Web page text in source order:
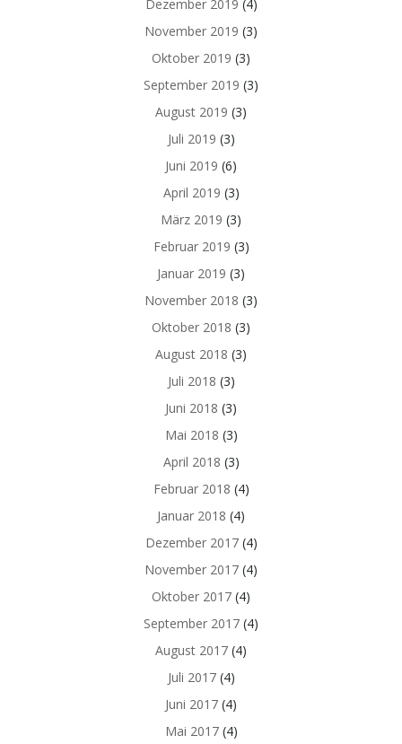
Dezember 2019 (4)
November 2019 (3)
Oktober 2019 (3)
September 2019 (3)
August 2019 (3)
Juli 2019 (3)
Juni 2019 (6)
April 2019 (3)
März 2019 (3)
Februar 2019 (3)
Januar 2019 (3)
November 2018 (3)
Oktober 2018 (3)
August 2018 (3)
Juli 2018 (3)
Juni 2018 (3)
Mai 2018 (3)
April 2018 (3)
Februar 2018 (4)
Januar 2018 (4)
Dezember 2017(4)
November 2017 (4)
Oktober 2017 (4)
September 2017 (4)
August 2017 (4)
Juli 2017(4)
Juni 2017 (4)
Mai 2017(4)